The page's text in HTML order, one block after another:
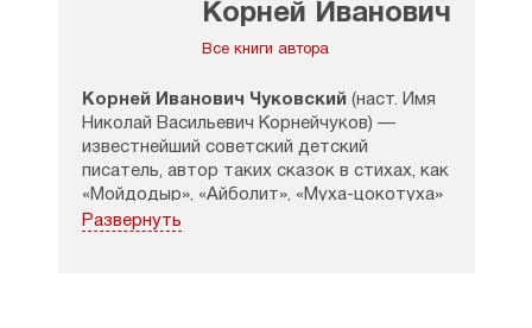
Корней Иванович
Все книги автора
Корней Иванович Чуковский (наст. Имя
Николай Васильевич Корнейчуков) —
известнейший советский детский
писатель, автор таких сказок в стихах, как
«Мойдодыр», «Айболит», «Муха-цокотуха»
и др.
Развернуть